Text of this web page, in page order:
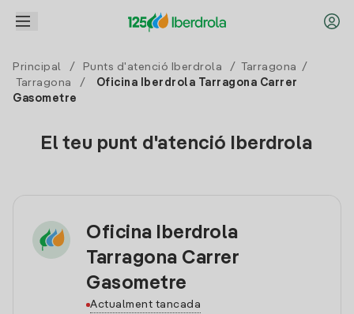
Principal / Punts d'atenció Iberdrola / Tarragona
/
Tarragona
/
Oficina Iberdrola Tarragona Carrer
Gasometre
El teu punt d'atenció Iberdrola
Oficina Iberdrola
Tarragona Carrer
Gasometre
Actualment tancada